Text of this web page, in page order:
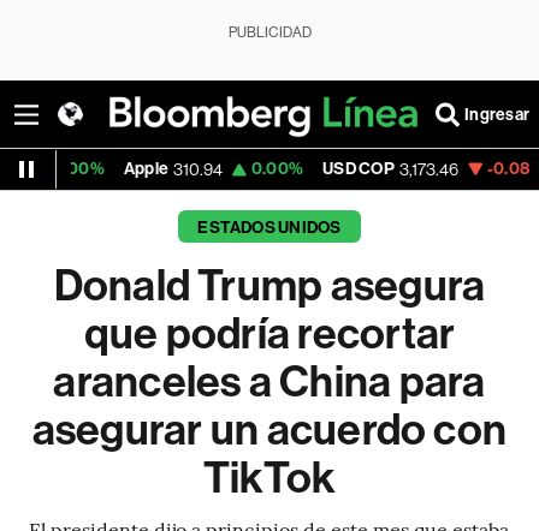
PUBLICIDAD
Ingresar
Apple 310.94 0.00% USD COP 3,173.46 -0.08% Tesla
ESTADOS UNIDOS
Donald Trump asegura
que podría recortar
aranceles a China para
asegurar un acuerdo con
TikTok